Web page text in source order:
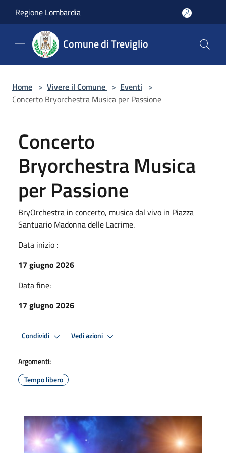
Regione Lombardia
Comune di Treviglio
Home > Vivere il Comune > Eventi >
Concerto Bryorchestra Musica per Passione
Concerto
Bryorchestra Musica
per Passione
BryOrchestra in concerto, musica dal vivo in Piazza
Santuario Madonna delle Lacrime.
Data inizio :
17 giugno 2026
Data fine:
17 giugno 2026
Condividi Vedi azioni
Argomenti:
Tempo libero